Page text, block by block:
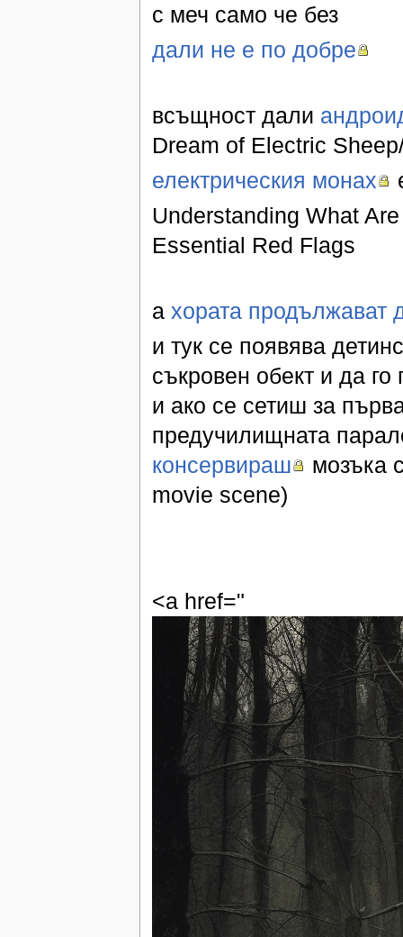
с меч само че без
дали не е по добре
всъщност дали
Dream of Electric
електрическия монах
Understanding What
Essential Red Flags
а хората продължават
и тук се появява
съкровен обект и да
и ако се сетиш за
предучилищната
консервираш
мозъка
movie scene)
<a href="